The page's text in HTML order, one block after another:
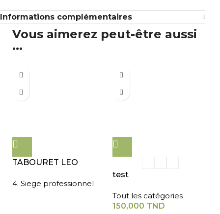
Informations complémentaires
Vous aimerez peut-être aussi
...
TABOURET LEO
4. Siege professionnel
test
Tout les catégories
150,000 TND